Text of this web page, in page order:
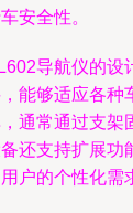
安全性。
导航仪的设
能够适应各种
通常通过支架
还支持扩展功
户的个性化需